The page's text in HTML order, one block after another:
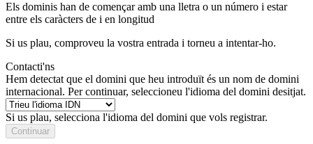
Els dominis han de començar amb una lletra o un número i estar
entre els caràcters de i en longitud
Si us plau, comproveu la vostra entrada i torneu a intentar-ho.
Contacti'ns
Hem detectat que el domini que heu introduït és un nom de domini
internacional. Per continuar, seleccioneu l'idioma del domini desitjat.
Si us plau, selecciona l'idioma del domini que vols registrar.
Continuar